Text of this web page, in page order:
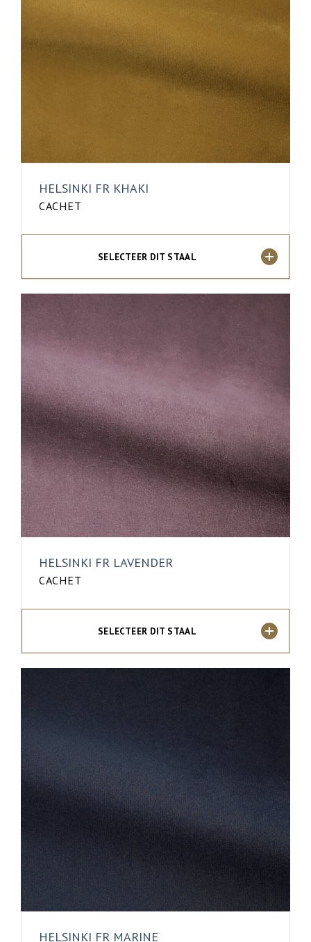
HELSINKI FR KHAKI
CACHET
SELECTEER DIT STAAL
HELSINKI FR LAVENDER
CACHET
SELECTEER DIT STAAL
HELSINKI FR MARINE